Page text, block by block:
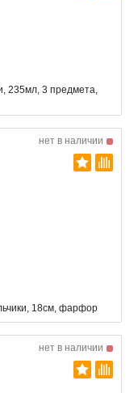
235мл, 3 предмета,
нет в наличии
18см, фарфор
нет в наличии